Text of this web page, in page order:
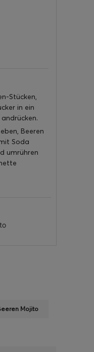
Stücken,
in ein
Beeren
Soda
umrühren
Mojito